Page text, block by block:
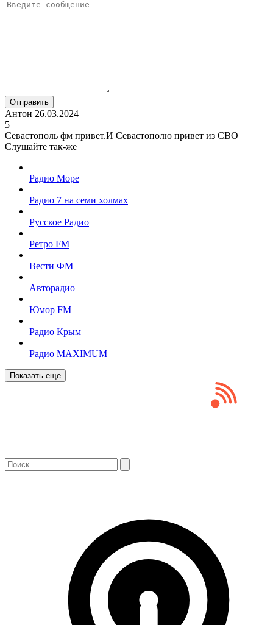
Отправить
Антон 26.03.2024
5
Севастополь фм привет.И Севастополю привет из СВО
Слушайте так-же
Радио Море
Радио 7 на семи холмах
Русское Радио
Ретро FM
Вести ФМ
Авторадио
Юмор FM
Радио Крым
Радио MAXIMUM
Показать еще